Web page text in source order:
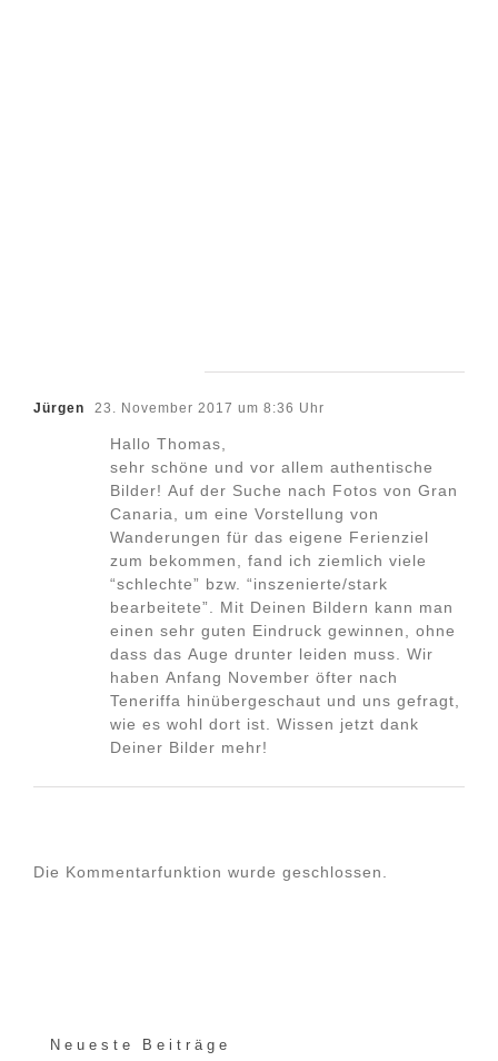
Jürgen 23. November 2017 um 8:36 Uhr
Hallo Thomas,
sehr schöne und vor allem authentische
Bilder! Auf der Suche nach Fotos von Gran
Canaria, um eine Vorstellung von
Wanderungen für das eigene Ferienziel
zum bekommen, fand ich ziemlich viele
“schlechte” bzw. “inszenierte/stark
bearbeitete”. Mit Deinen Bildern kann man
einen sehr guten Eindruck gewinnen, ohne
dass das Auge drunter leiden muss. Wir
haben Anfang November öfter nach
Teneriffa hinübergeschaut und uns gefragt,
wie es wohl dort ist. Wissen jetzt dank
Deiner Bilder mehr!
Die Kommentarfunktion wurde geschlossen.
Neueste Beiträge